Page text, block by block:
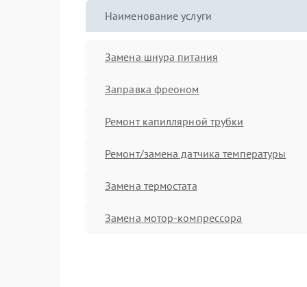
Наименование услуги
Замена шнура питания
Заправка фреоном
Ремонт капиллярной трубки
Ремонт/замена датчика температуры
Замена термостата
Замена мотор-компрессора